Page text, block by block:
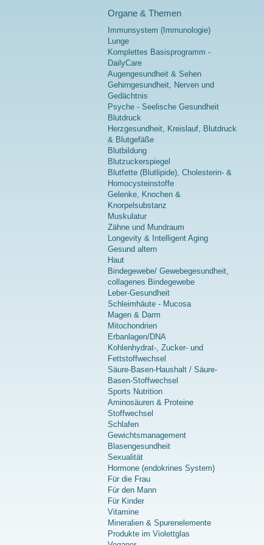
Organe & Themen
Immunsystem (Immunologie)
Lunge
Komplettes Basisprogramm -
DailyCare
Augengesundheit & Sehen
Gehirngesundheit, Nerven und
Gedächtnis
Psyche - Seelische Gesundheit
Blutdruck
Herzgesundheit, Kreislauf, Blutdruck
& Blutgefäße
Blutbildung
Blutzuckerspiegel
Blutfette (Blutlipide), Cholesterin- &
Homocysteinstoffe
Gelenke, Knochen &
Knorpelsubstanz
Muskulatur
Zähne und Mundraum
Longevity & Intelligent Aging
Gesund altern
Haut
Bindegewebe/ Gewebegesundheit,
collagenes Bindegewebe
Leber-Gesundheit
Schleimhäute - Mucosa
Magen & Darm
Mitochondrien
Erbanlagen/DNA
Kohlenhydrat-, Zucker- und
Fettstoffwechsel
Säure-Basen-Haushalt / Säure-
Basen-Stoffwechsel
Sports Nutrition
Aminosäuren & Proteine
Stoffwechsel
Schlafen
Gewichtsmanagement
Blasengesundheit
Sexualität
Hormone (endokrines System)
Für die Frau
Für den Mann
Für Kinder
Vitamine
Mineralien & Spurenelemente
Produkte im Violettglas